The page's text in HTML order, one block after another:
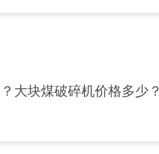
大块煤破碎机价格多少？